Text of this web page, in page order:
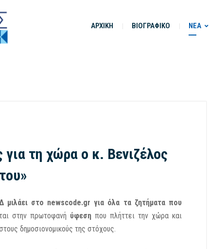
ΑΡΧΙΚΗ ΒΙΟΓΡΑΦΙΚΟ ΝΕΑ
τη χώρα ο κ. Βενιζέλος
μιλάει στο newscode.gr για όλα τα ζητήματα που
στην πρωτοφανή ύφεση που πλήττει την χώρα και
δημοσιονομικούς της στόχους.